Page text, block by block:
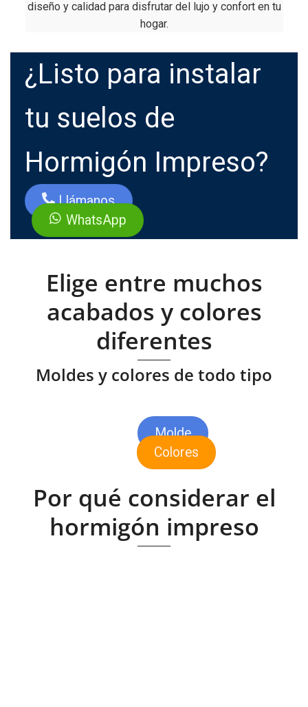
diseño y calidad para disfrutar del lujo y confort en tu
hogar.
¿Listo para instalar
tu suelos de
Hormigón Impreso?
Llámanos
WhatsApp
Elige entre muchos
acabados y colores
diferentes
Moldes y colores de todo tipo
Molde
Colores
Por qué considerar el
hormigón impreso